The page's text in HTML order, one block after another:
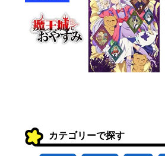
カテゴリーで探す